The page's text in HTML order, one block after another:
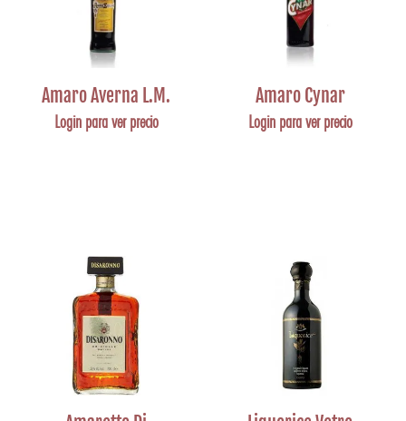
Amaro Averna L.M.
Login para ver precio
Amaro Cynar
Login para ver precio